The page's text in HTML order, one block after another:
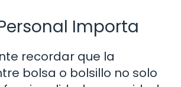
Importa
recordar que la
bolsa o bolsillo no solo